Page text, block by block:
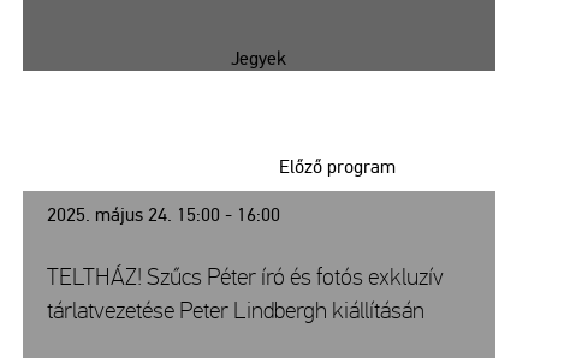
Jegyek
2025. május 24. 15:00 - 16:00
Előző program
TELTHÁZ! Szűcs Péter író és fotós exkluzív
tárlatvezetése Peter Lindbergh kiállításán